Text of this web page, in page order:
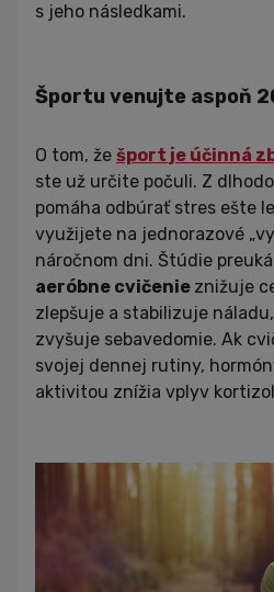
s jeho následkami.
Športu venujte aspoň
O tom, že šport je účinná
ste už určite počuli. Z
pomáha odbúrať stres ešte
využijete na jednorazové
náročnom dni. Štúdie
aeróbne cvičenie znižuje
zlepšuje a stabilizuje
zvyšuje sebavedomie. Ak
svojej dennej rutiny,
aktivitou znížia vplyv